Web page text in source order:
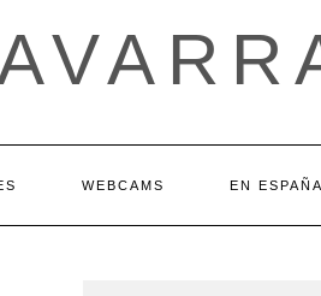
WEBCAMS EN ESPAÑA